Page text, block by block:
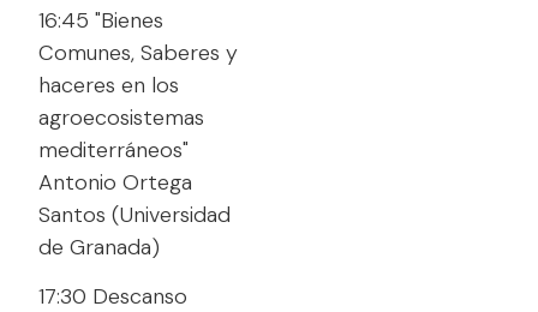
16:45 "Bienes
Comunes, Saberes y
haceres en los
agroecosistemas
mediterráneos"
Antonio Ortega
Santos (Universidad
de Granada)
17:30 Descanso